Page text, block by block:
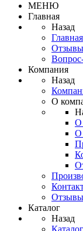
МЕНЮ
Главная
Назад
Главная
Отзывы
Компания
Назад
О
О
О
Отзывы
Каталог
Назад
Каталог